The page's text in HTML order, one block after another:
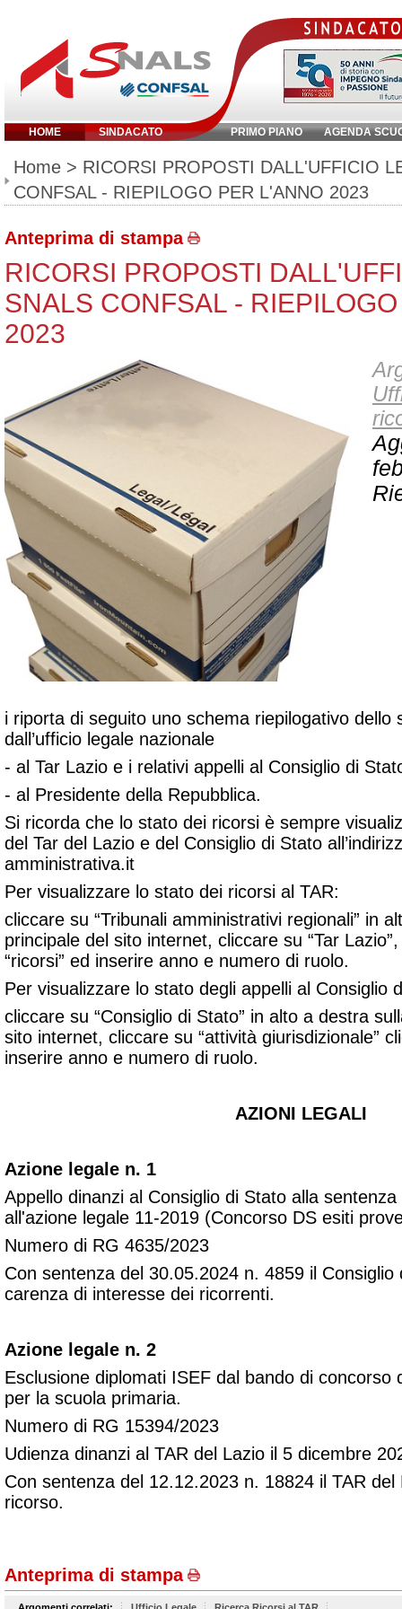
HOME SINDACATO PRIMO PIANO AGENDA
Inserisci parola chiave:
Home > RICORSI PROPOSTI DALL'UFFICIO
CONFSAL - RIEPILOGO PER L'ANNO 2023
Anteprima di stampa
RICORSI PROPOSTI
SNALS CONFSAL -
2023
i riporta di seguito uno schema riepilogativo dello
dall’ufficio legale nazionale
- al Tar Lazio e i relativi appelli al Consiglio di
- al Presidente della Repubblica.
Si ricorda che lo stato dei ricorsi è sempre
del Tar del Lazio e del Consiglio di Stato
amministrativa.it
Per visualizzare lo stato dei ricorsi al TAR:
cliccare su “Tribunali amministrativi regionali” in
principale del sito internet, cliccare su “Tar
“ricorsi” ed inserire anno e numero di ruolo.
Per visualizzare lo stato degli appelli al Consiglio
cliccare su “Consiglio di Stato” in alto a destra
sito internet, cliccare su “attività giurisdizionale”
inserire anno e numero di ruolo.
AZIONI LEGALI
Azione legale n. 1
Appello dinanzi al Consiglio di Stato alla
all'azione legale 11-2019 (Concorso DS esiti
Numero di RG 4635/2023
Con sentenza del 30.05.2024 n. 4859 il
carenza di interesse dei ricorrenti.
Azione legale n. 2
Esclusione diplomati ISEF dal bando di concorso
per la scuola primaria.
Numero di RG 15394/2023
Udienza dinanzi al TAR del Lazio il 5 dicembre
Con sentenza del 12.12.2023 n. 18824 il TAR
ricorso.
Anteprima di stampa